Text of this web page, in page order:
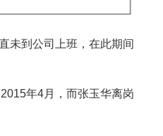
未到公司上班，在此期间
年4月，而张玉华离岗